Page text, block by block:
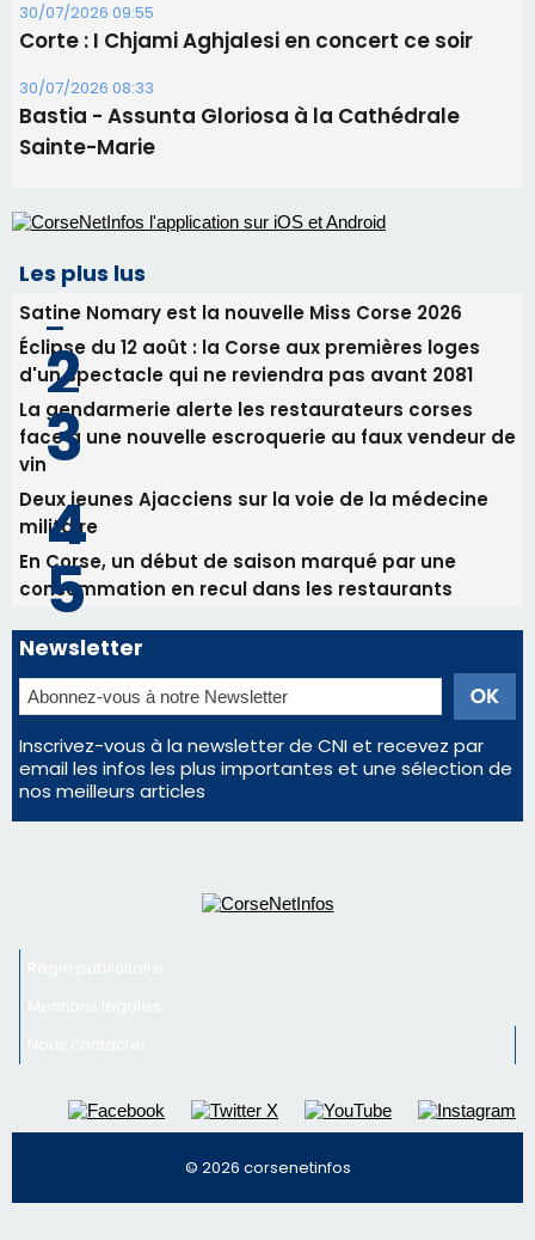
30/07/2026 09:55
Corte : I Chjami Aghjalesi en concert ce soir
30/07/2026 08:33
Bastia - Assunta Gloriosa à la Cathédrale
Sainte-Marie
Les plus lus
Satine Nomary est la nouvelle Miss Corse 2026
Éclipse du 12 août : la Corse aux premières loges
d'un spectacle qui ne reviendra pas avant 2081
La gendarmerie alerte les restaurateurs corses
face à une nouvelle escroquerie au faux vendeur de
vin
Deux jeunes Ajacciens sur la voie de la médecine
militaire
En Corse, un début de saison marqué par une
consommation en recul dans les restaurants
Newsletter
Inscrivez-vous à la newsletter de CNI et recevez par
email les infos les plus importantes et une sélection de
nos meilleurs articles
© 2026 corsenetinfos